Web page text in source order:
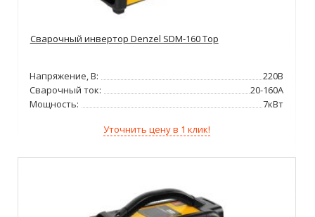
Сварочный инвертор Denzel SDM-160 Top
Напряжение, В:
220В
Сварочный ток:
20-160А
Мощность:
7кВт
Уточнить цену в 1 клик!